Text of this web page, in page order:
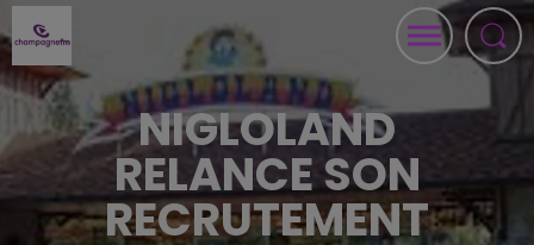
NIGLOLAND
RELANCE SON
RECRUTEMENT